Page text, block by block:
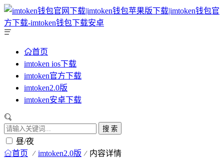
首页
imtoken ios下载
imtoken官方下载
imtoken2.0版
imtoken安卓下载
搜 索
昼/夜
首页 imtoken2.0版 内容详情